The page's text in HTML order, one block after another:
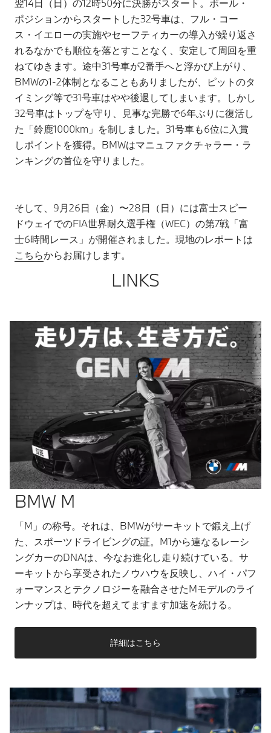
翌14日（日）の12時50分に決勝がスタート。ポール・
ポジションからスタートした32号車は、フル・コー
ス・イエローの実施やセーフティカーの導入が繰り返さ
れるなかでも順位を落とすことなく、安定して周回を重
ねてゆきます。途中31号車が2番手へと浮かび上がり、
BMWの1-2体制となることもありましたが、ピットのタ
イミング等で31号車はやや後退してしまいます。しかし
32号車はトップを守り、見事な完勝で6年ぶりに復活し
た「鈴鹿1000km」を制しました。31号車も6位に入賞
しポイントを獲得。BMWはマニュファクチャラー・ラ
ンキングの首位を守りました。
そして、9月26日（金）〜28日（日）には富士スピー
ドウェイでのFIA世界耐久選手権（WEC）の第7戦「富
士6時間レース」が開催されました。現地のレポートは
こちらからお届けします。
LINKS
BMW M
「M」の称号。それは、BMWがサーキットで鍛え上げ
た、スポーツドライビングの証。M1から連なるレーシ
ングカーのDNAは、今なお進化し走り続けている。サ
ーキットから享受されたノウハウを反映し、ハイ・パフ
ォーマンスとテクノロジーを融合させたMモデルのライ
ンナップは、時代を超えてますます加速を続ける。
詳細はこちら